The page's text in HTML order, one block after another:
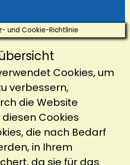
und Cookie-Richtlinie
Cookies, um
verbessern,
die Website
Cookies
die nach Bedarf
in Ihrem
da sie für das